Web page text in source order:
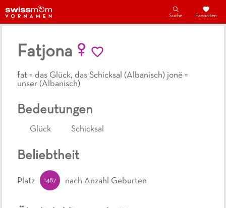
Suche Favoriten
Fatjona
fat = das Glück, das Schicksal (Albanisch) jonë =
unser (Albanisch)
Bedeutungen
Glück Schicksal
Beliebtheit
Platz 1487 nach Anzahl Geburten